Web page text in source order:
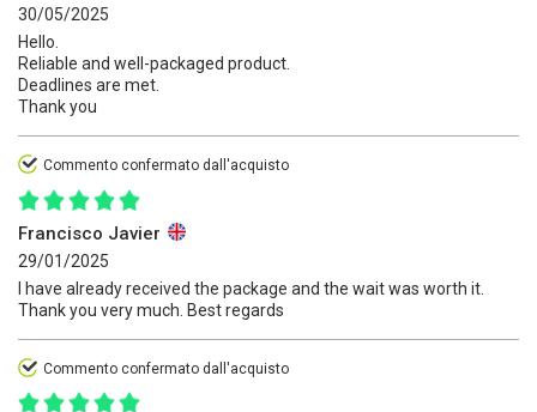
30/05/2025
Hello.
Reliable and well-packaged product.
Deadlines are met.
Thank you
Commento confermato dall'acquisto
Francisco Javier
29/01/2025
I have already received the package and the wait was worth it.
Thank you very much. Best regards
Commento confermato dall'acquisto